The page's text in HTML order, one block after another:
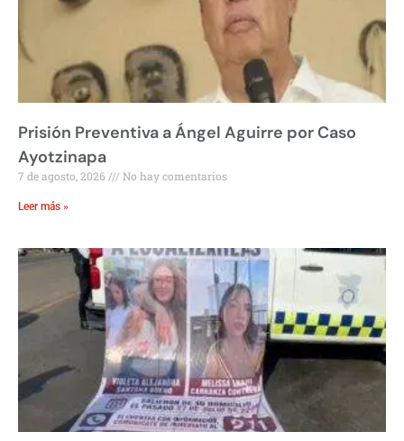
Prisión Preventiva a Ángel Aguirre por Caso
Ayotzinapa
7 de agosto, 2026 No hay comentarios
Leer más »